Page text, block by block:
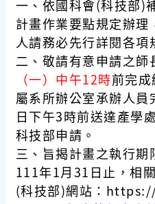
一、依國科會(科技部)
計畫作業要點規定辦
人請務必先行詳閱各項
二、敬請有意申請之師
（一）中午12時前完
屬系所辦公室承辦人
日下午3時前送達產學
科技部申請。
三、旨揭計畫之執行
111年1月31日止，相
(科技部)網站：